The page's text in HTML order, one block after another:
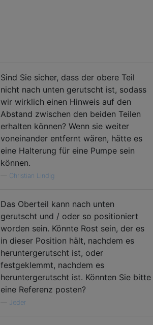
Sind Sie sicher, dass der obere Teil
nicht nach unten gerutscht ist, sodass
wir wirklich einen Hinweis auf den
Abstand zwischen den beiden Teilen
erhalten können? Wenn sie weiter
voneinander entfernt wären, hätte es
eine Halterung für eine Pumpe sein
können.
Christian Lindig
Das Oberteil kann nach unten
gerutscht und / oder so positioniert
worden sein. Könnte Rost sein, der es
in dieser Position hält, nachdem es
heruntergerutscht ist, oder
festgeklemmt, nachdem es
heruntergerutscht ist. Könnten Sie bitte
eine Referenz posten?
Jeder